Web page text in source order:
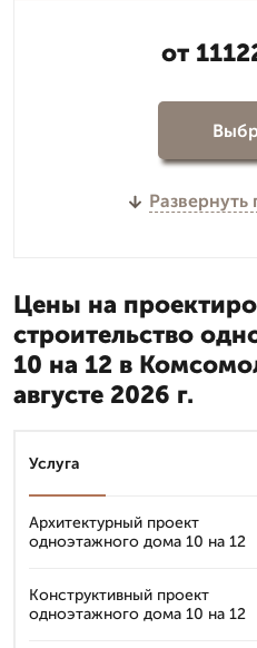
от
Цены на
строительство
10 на 12 в
августе 2026 г.
Услуга
Архитектурный проект
одноэтажного дома 10 на 12
Конструктивный проект
одноэтажного дома 10 на 12